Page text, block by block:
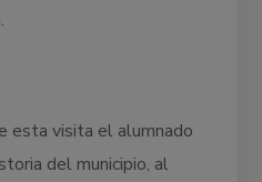
esta visita el alumnado
del municipio, al